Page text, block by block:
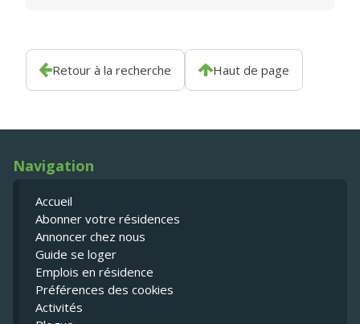
Retour à la recherche Haut de page
Navigation
Accueil
Abonner votre résidences
Annoncer chez nous
Guide se loger
Emplois en résidence
Préférences des cookies
Activités